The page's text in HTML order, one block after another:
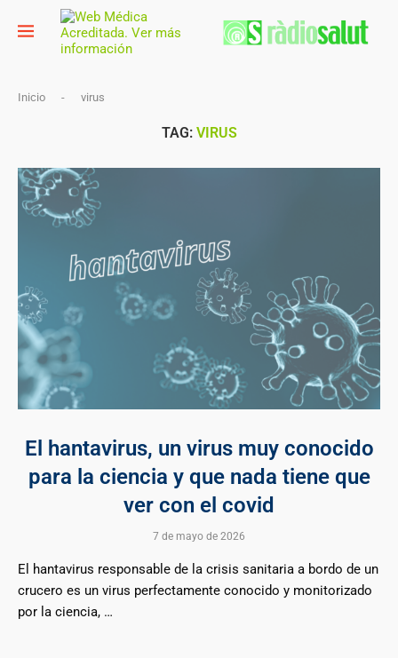
Inicio - virus
TAG: VIRUS
El hantavirus, un virus muy conocido
para la ciencia y que nada tiene que
ver con el covid
7 de mayo de 2026
El hantavirus responsable de la crisis sanitaria a bordo de un
crucero es un virus perfectamente conocido y monitorizado
por la ciencia, …